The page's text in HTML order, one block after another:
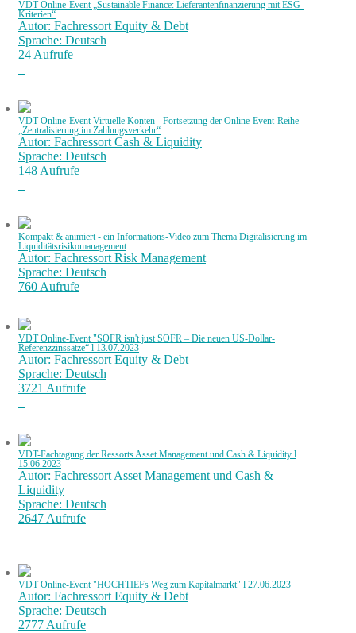
VDT Online-Event „Sustainable Finance: Lieferantenfinanzierung mit ESG-
Kriterien“
Autor: Fachressort Equity & Debt
Sprache: Deutsch
24 Aufrufe
VDT Online-Event Virtuelle Konten - Fortsetzung der Online-Event-Reihe
„Zentralisierung im Zahlungsverkehr“
Autor: Fachressort Cash & Liquidity
Sprache: Deutsch
148 Aufrufe
Kompakt & animiert - ein Informations-Video zum Thema Digitalisierung im
Liquiditätsrisikomanagement
Autor: Fachressort Risk Management
Sprache: Deutsch
760 Aufrufe
VDT Online-Event "SOFR isn't just SOFR – Die neuen US-Dollar-
Referenzzinssätze“ l 13.07.2023
Autor: Fachressort Equity & Debt
Sprache: Deutsch
3721 Aufrufe
VDT-Fachtagung der Ressorts Asset Management und Cash & Liquidity l
15.06.2023
Autor: Fachressort Asset Management und Cash &
Liquidity
Sprache: Deutsch
2647 Aufrufe
VDT Online-Event "HOCHTIEFs Weg zum Kapitalmarkt" l 27.06.2023
Autor: Fachressort Equity & Debt
Sprache: Deutsch
2777 Aufrufe